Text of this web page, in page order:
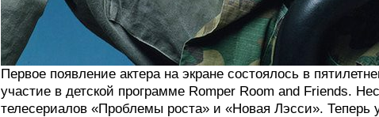
Первое появление актера на экране состоялось в
участие в детской программе Romper Room and Friends.
телесериалов «Проблемы роста» и «Новая Лэсси». Теперь